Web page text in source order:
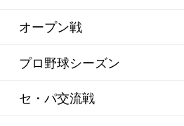
オープン戦
プロ野球シーズン
セ・パ交流戦